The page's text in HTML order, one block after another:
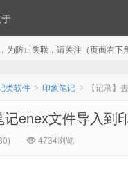
为防止失联，请关注（页面右下
类软件 > 印象笔记 > 【记录】
记enex文件导入到
4734浏览